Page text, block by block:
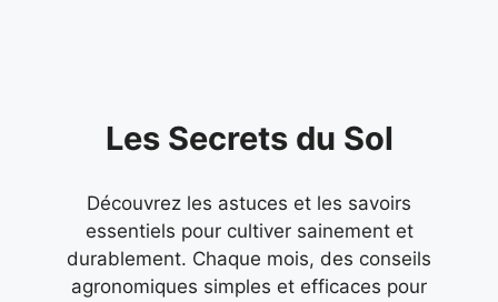
Les Secrets du Sol
Découvrez les astuces et les savoirs
essentiels pour cultiver sainement et
durablement. Chaque mois, des conseils
agronomiques simples et efficaces pour